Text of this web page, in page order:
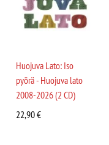
Huojuva Lato: Iso
pyörä - Huojuva lato
2008-2026 (2 CD)
22,90€